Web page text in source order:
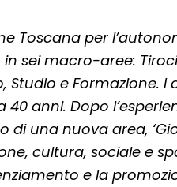
Toscana per
sei macro-aree:
Studio e Formazione. I
anni. Dopo
una nuova area,
cultura, sociale e
e la